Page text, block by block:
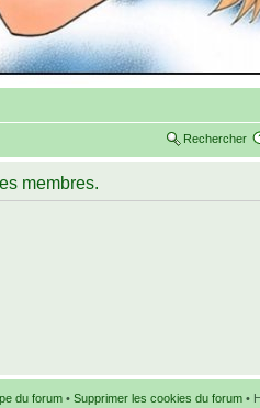
Rechercher
membres.
du forum • Supprimer les cookies du forum •